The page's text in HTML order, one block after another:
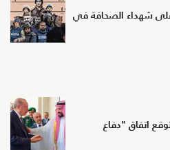
على شهداء الصحافة في
اتفاق "دفاع